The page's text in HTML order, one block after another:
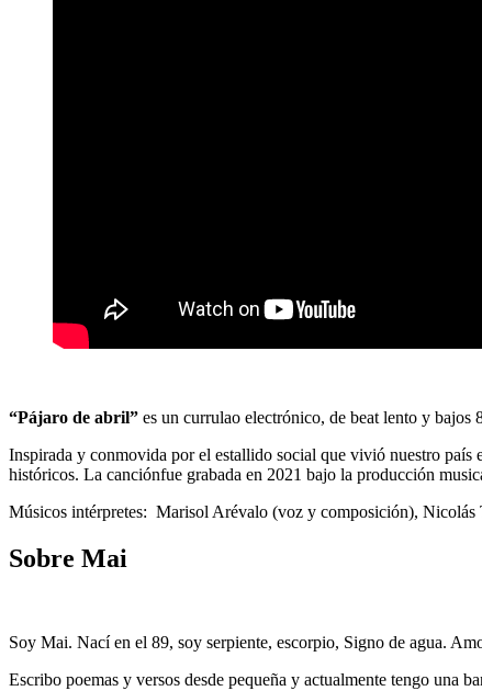
“Pájaro de abril” es un currulao electrónico, de beat lento y bajos
Inspirada y conmovida por el estallido social que vivió nuestro país
históricos. La canciónfue grabada en 2021 bajo la producción
Músicos intérpretes: Marisol Arévalo (voz y composición), Nicolás
Sobre Mai
Soy Mai. Nací en el 89, soy serpiente, escorpio, Signo de agua.
Escribo poemas y versos desde pequeña y actualmente tengo una